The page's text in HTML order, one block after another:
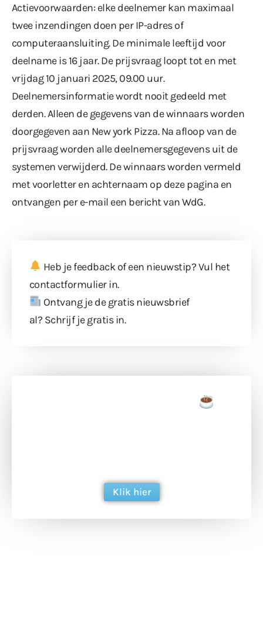
Actievoorwaarden: elke deelnemer kan maximaal
twee inzendingen doen per IP-adres of
computeraansluiting. De minimale leeftijd voor
deelname is 16 jaar. De prijsvraag loopt tot en met
vrijdag 10 januari 2025, 09.00 uur.
Deelnemersinformatie wordt nooit gedeeld met
derden. Alleen de gegevens van de winnaars worden
doorgegeven aan New york Pizza. Na afloop van de
prijsvraag worden alle deelnemersgegevens uit de
systemen verwijderd. De winnaars worden vermeld
met voorletter en achternaam op deze pagina en
ontvangen per e-mail een bericht van WdG.
Heb je feedback of een nieuwstip? Vul het
contactformulierin.
Ontvang je de gratis nieuwsbrief
al? Schrijf je gratis in.
Klik hier